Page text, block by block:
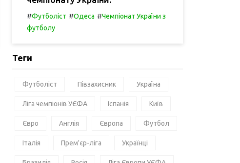
#Футболіст #Одеса #Чемпіонат України з
футболу
Теги
Футболіст Півзахисник Україна
Ліга чемпіонів УЄФА Іспанія Київ
Євро Англія Європа Футбол
Італія Прем'єр-ліга Українці